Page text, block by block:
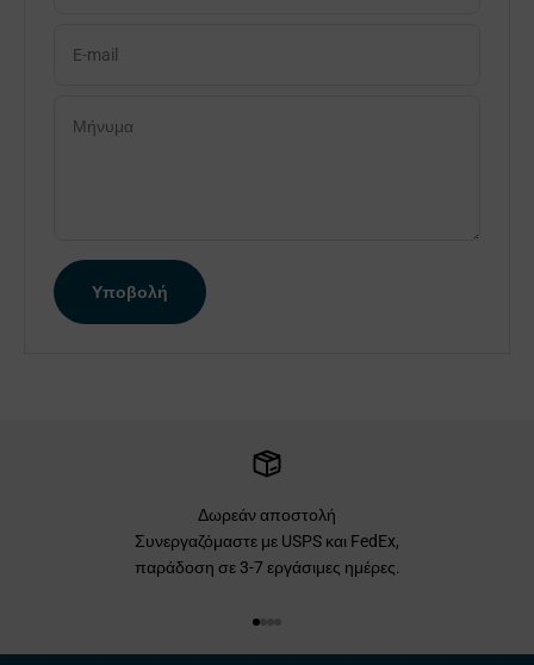
E-mail
Μήνυμα
Υποβολή
Δωρεάν αποστολή
Συνεργαζόμαστε με USPS και FedEx,
παράδοση σε 3-7 εργάσιμες ημέρες.